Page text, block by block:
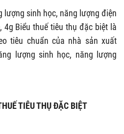
lượng sinh học, năng lượng điện
Biểu thuế tiêu thụ đặc biệt là
tiêu chuẩn của nhà sản xuất
lượng sinh học, năng lượng
TIÊU THỤ ĐẶC BIỆT